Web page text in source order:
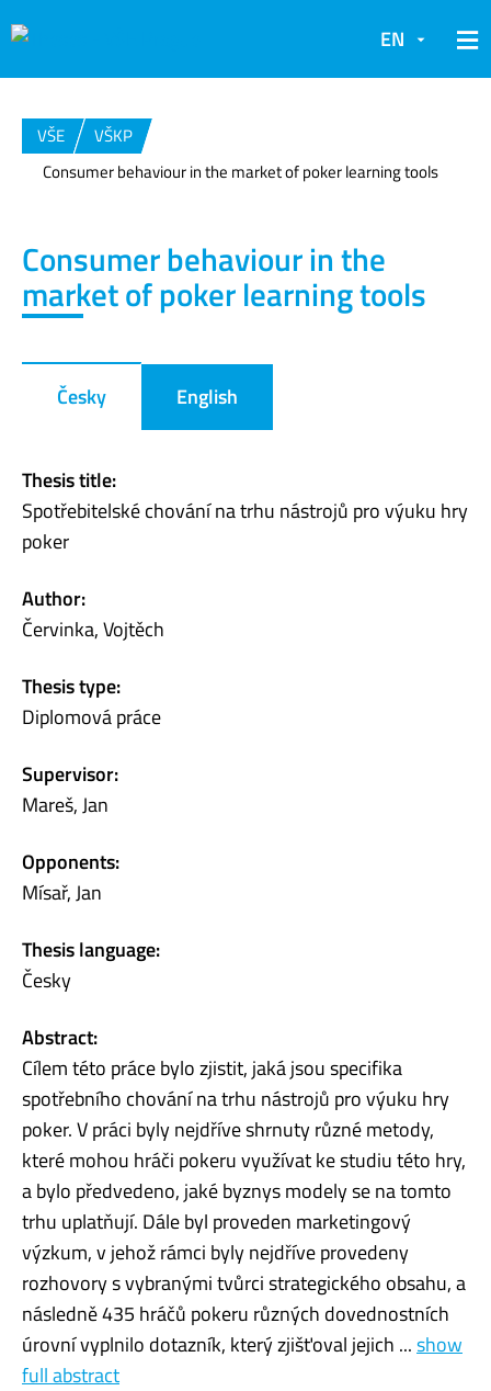
EN
VŠE
VŠKP
Consumer behaviour in the market of poker learning tools
Consumer behaviour in the
market of poker learning tools
Česky English
Thesis title:
Spotřebitelské chování na trhu nástrojů pro výuku hry
poker
Author:
Červinka, Vojtěch
Thesis type:
Diplomová práce
Supervisor:
Mareš, Jan
Opponents:
Mísař, Jan
Thesis language:
Česky
Abstract:
Cílem této práce bylo zjistit, jaká jsou specifika
spotřebního chování na trhu nástrojů pro výuku hry
poker. V práci byly nejdříve shrnuty různé metody,
které mohou hráči pokeru využívat ke studiu této hry,
a bylo předvedeno, jaké byznys modely se na tomto
trhu uplatňují. Dále byl proveden marketingový
výzkum, v jehož rámci byly nejdříve provedeny
rozhovory s vybranými tvůrci strategického obsahu, a
následně 435 hráčů pokeru různých dovednostních
úrovní vyplnilo dotazník, který zjišťoval jejich ...show
full abstract